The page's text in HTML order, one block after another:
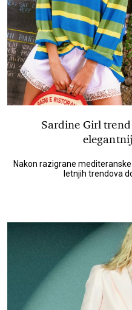
Sardine Girl
Nakon razigrane
letnjih trendova